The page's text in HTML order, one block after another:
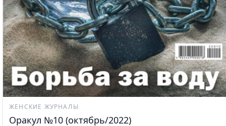
ЖЕНСКИЕ ЖУРНАЛЫ
Оракул №10 (октябрь/2022)